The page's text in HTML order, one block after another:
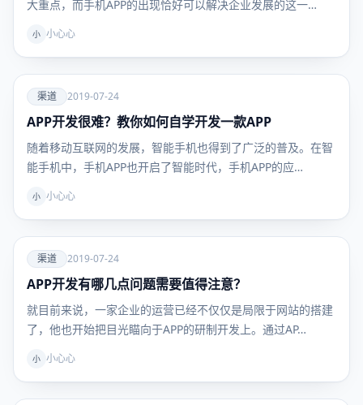
大重点，而手机APP的出现恰好可以解决企业发展的这一…
小 小心心
爱
渠道
渠道 2019-07-24
APP开发很难？教你如何自学开发一款APP
随着移动互联网的发展，智能手机也得到了广泛的普及。在智
能手机中，手机APP也开启了智能时代，手机APP的应…
小 小心心
爱
渠道
渠道 2019-07-24
APP开发有哪几点问题需要值得注意？
就目前来说，一家企业的运营已经不仅仅是局限于网站的搭建
了，他也开始把目光瞄向于APP的研制开发上。通过AP…
小 小心心